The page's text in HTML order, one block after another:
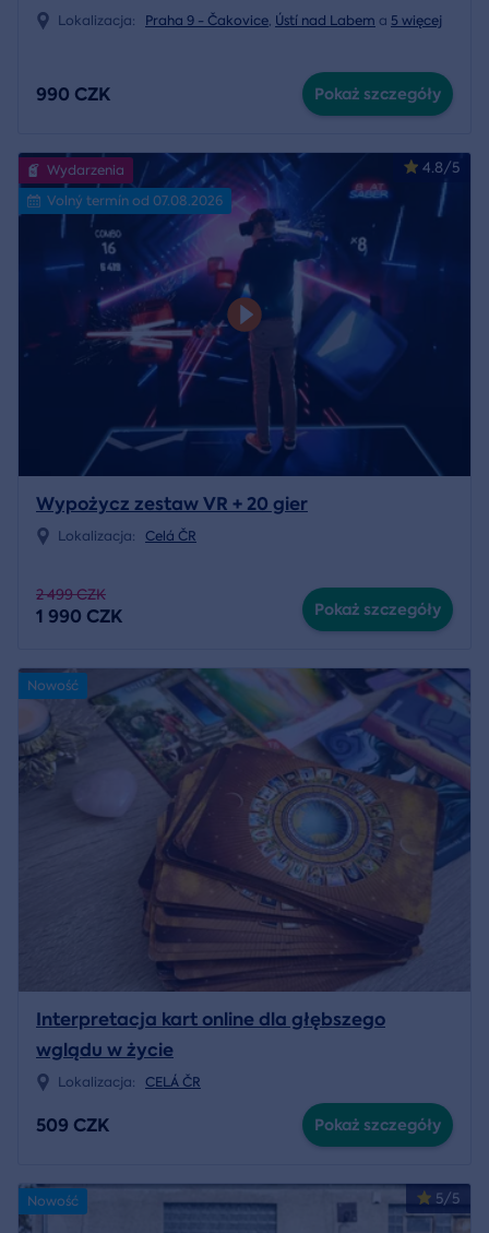
Lokalizacja: Praha 9 - Čakovice, Ústí nad Labem a 5 więcej
990 CZK Pokaż szczegóły
4.8/5
Wydarzenia
Volný termín od 07.08.2026
Wypożycz zestaw VR + 20 gier
Lokalizacja: Celá ČR
2 499 CZK
1 990 CZK Pokaż szczegóły
Nowość
Interpretacja kart online dla głębszego
wglądu w życie
Lokalizacja: CELÁ ČR
509 CZK Pokaż szczegóły
5/5
Nowość